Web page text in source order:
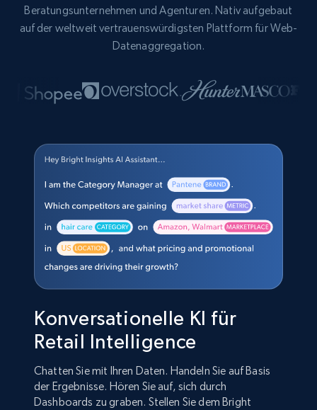
Beratungsunternehmen und Agenturen. Nativ aufgebaut
auf der weltweit vertrauenswürdigsten Plattform für Web-
Datenaggregation.
Konversationelle KI für
Retail Intelligence
Chatten Sie mit Ihren Daten. Handeln Sie auf Basis
der Ergebnisse. Hören Sie auf, sich durch
Dashboards zu graben. Stellen Sie dem Bright